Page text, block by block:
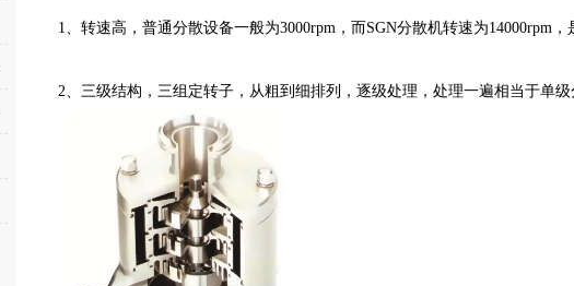
1、转速高，普通分散设备一般为3000rpm，而SGN分散机转速为14000rpm
2、三级结构，三组定转子，从粗到细排列，逐级处理，处理一遍相当于单